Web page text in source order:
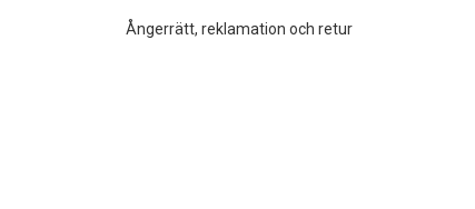
Ångerrätt, reklamation och retur